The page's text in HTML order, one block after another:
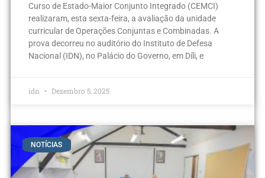
Curso de Estado-Maior Conjunto Integrado (CEMCI)
realizaram, esta sexta-feira, a avaliação da unidade
curricular de Operações Conjuntas e Combinadas. A
prova decorreu no auditório do Instituto de Defesa
Nacional (IDN), no Palácio do Governo, em Díli, e
idn Dezembro 5, 2025
NOTÍCIAS